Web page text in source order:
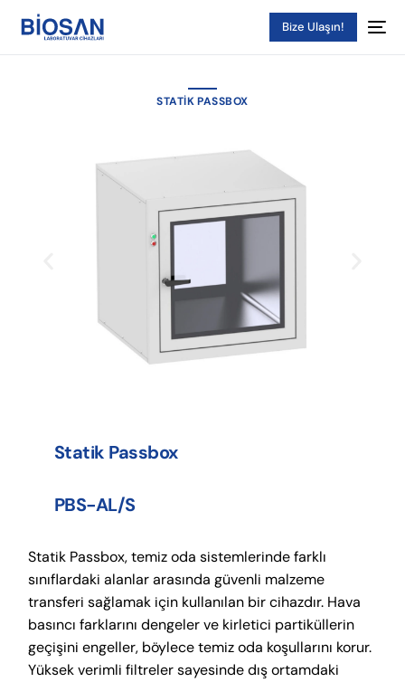
Bize Ulaşın!
STATIK PASSBOX
Statik Passbox
PBS-AL/S
Statik Passbox, temiz oda sistemlerinde farklı
sınıflardaki alanlar arasında güvenli malzeme
transferi sağlamak için kullanılan bir cihazdır. Hava
basıncı farklarını dengeler ve kirletici partiküllerin
geçişini engeller, böylece temiz oda koşullarını korur.
Yüksek verimli filtreler sayesinde dış ortamdaki